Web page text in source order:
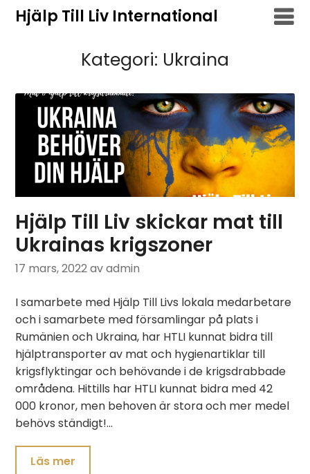
HoppaHjälp Till Liv International
Kategori: Ukraina
Hjälp Till Liv skickar mat till
Ukrainas krigszoner
17 mars, 2022av admin
I samarbete med Hjälp Till Livs lokala medarbetare
och i samarbete med församlingar på plats i
Rumänien och Ukraina, har HTLI kunnat bidra till
hjälptransporter av mat och hygienartiklar till
krigsflyktingar och behövande i de krigsdrabbade
områdena. Hittills har HTLI kunnat bidra med 42
000 kronor, men behoven är stora och mer medel
behövs ständigt!…
Läs mer